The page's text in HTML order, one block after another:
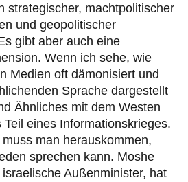
strategischer, machtpolitischer
und geopolitischer
gibt aber auch eine
Wenn ich sehe, wie
Medien oft dämonisiert und
Sprache dargestellt
Ähnliches mit dem Westen
eines Informationskrieges.
man herauskommen,
sprechen kann. Moshe
Außenminister, hat